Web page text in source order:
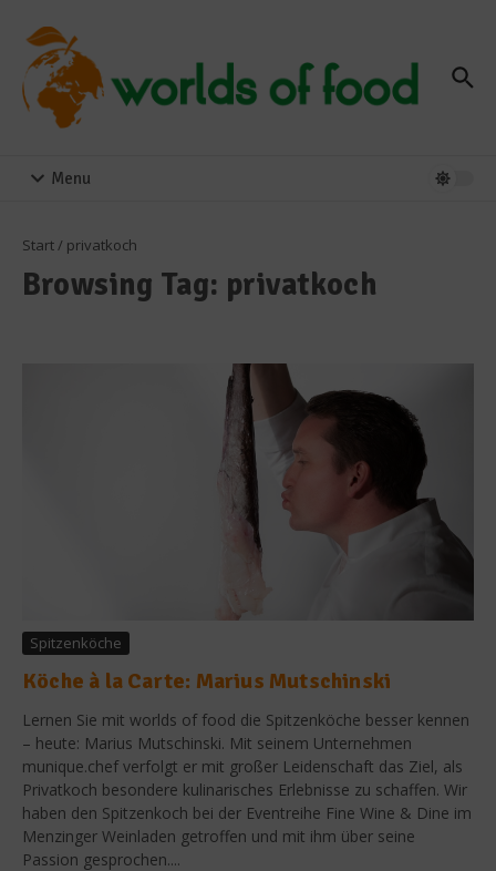
Menu
Start/ privatkoch
Browsing Tag: privatkoch
Spitzenköche
Köche à la Carte: Marius Mutschinski
Lernen Sie mit worlds of food die Spitzenköche besser kennen
– heute: Marius Mutschinski. Mit seinem Unternehmen
munique.chef verfolgt er mit großer Leidenschaft das Ziel, als
Privatkoch besondere kulinarisches Erlebnisse zu schaffen. Wir
haben den Spitzenkoch bei der Eventreihe Fine Wine & Dine im
Menzinger Weinladen getroffen und mit ihm über seine
Passion gesprochen....